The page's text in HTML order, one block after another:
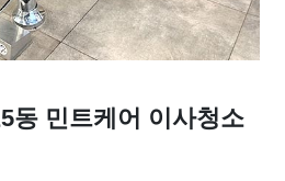
동 민트케어 이사청소